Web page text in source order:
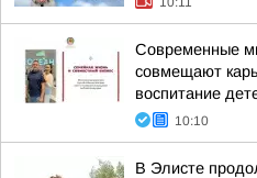
Современные
совмещают
воспитание
10:10
В Элисте